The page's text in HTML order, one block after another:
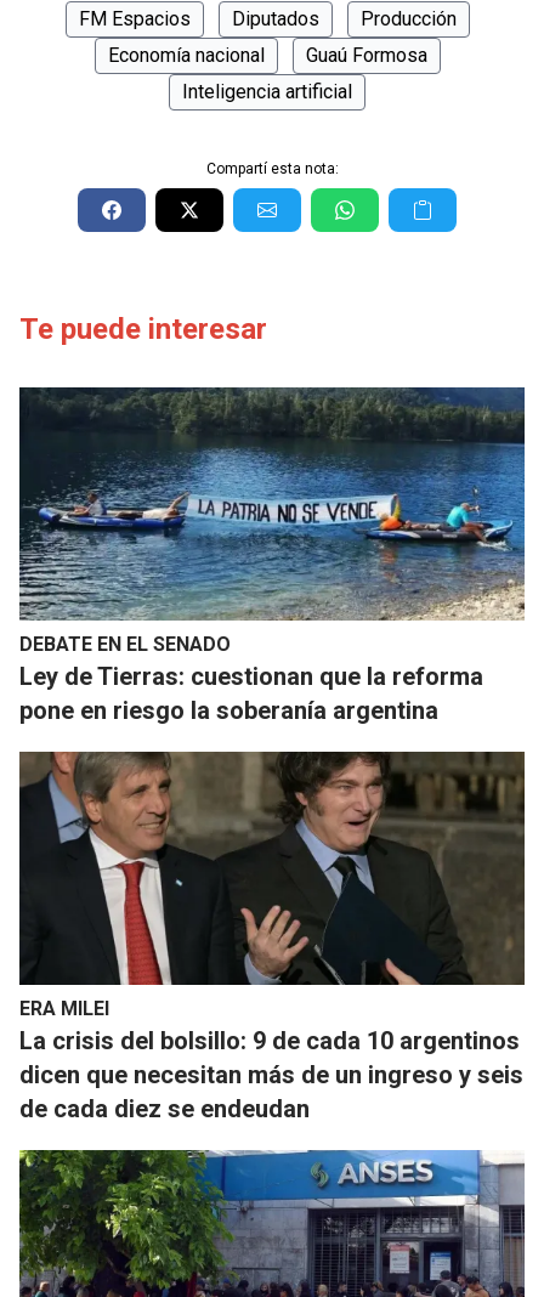
FM Espacios Diputados
Producción
Economía nacional
Guaú Formosa
Inteligencia artificial
Compartí esta nota:
Te puede interesar
DEBATE EN EL SENADO
Ley de Tierras: cuestionan que la reforma
pone en riesgo la soberanía argentina
ERA MILEI
La crisis del bolsillo: 9 de cada 10 argentinos
dicen que necesitan más de un ingreso y seis
de cada diez se endeudan